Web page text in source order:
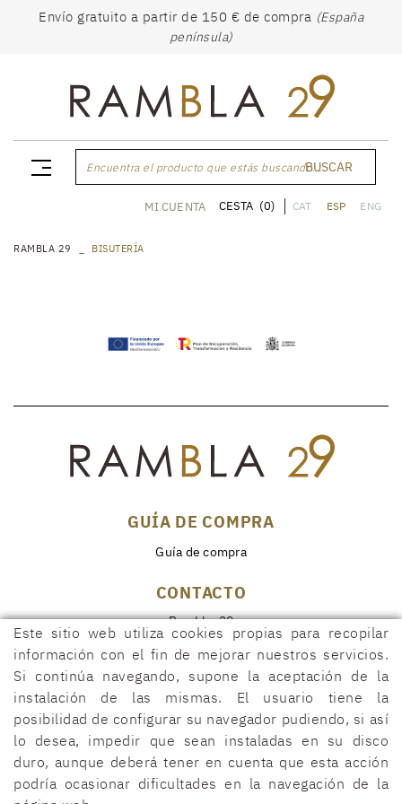
Envío gratuito a partir de 150 € de compra (España
península)
Encuentra el producto que estás buscando...BUSCAR
CAT ESP ENG
MI CUENTA CESTA (0)
RAMBLA 29 BISUTERÍA
GUÍA DE COMPRA
Guía de compra
CONTACTO
Rambla, 29
17600 FIGUERES (Girona)
972 50 00 07
690 91 26 40
rambla29@rambla29.com
Este sitio web utiliza cookies propias para recopilar
información con el fin de mejorar nuestros servicios.
Si continúa navegando, supone la aceptación de la
instalación de las mismas. El usuario tiene la
posibilidad de configurar su navegador pudiendo, si así
lo desea, impedir que sean instaladas en su disco
duro, aunque deberá tener en cuenta que esta acción
podría ocasionar dificultades en la navegación de la